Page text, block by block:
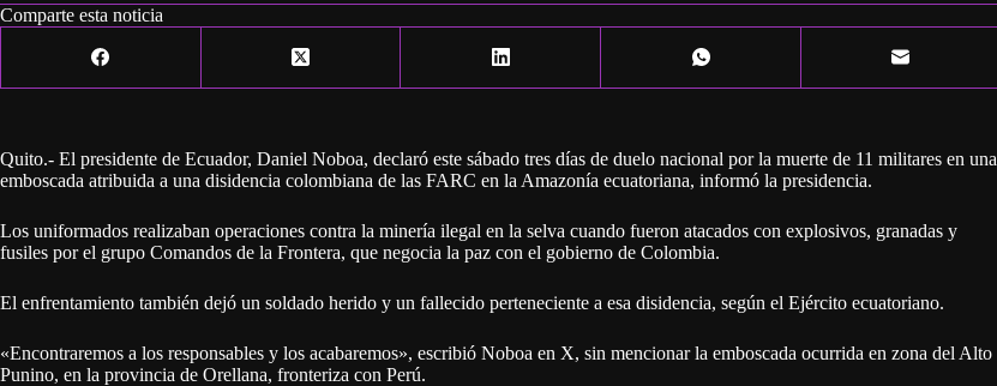
Comparte esta noticia
Quito.- El presidente de Ecuador, Daniel Noboa, declaró este sábado tres días de duelo nacional por la muerte de 11 militares en una
emboscada atribuida a una disidencia colombiana de las FARC en la Amazonía ecuatoriana, informó la presidencia.
Los uniformados realizaban operaciones contra la minería ilegal en la selva cuando fueron atacados con explosivos, granadas y
fusiles por el grupo Comandos de la Frontera, que negocia la paz con el gobierno de Colombia.
El enfrentamiento también dejó un soldado herido y un fallecido perteneciente a esa disidencia, según el Ejército ecuatoriano.
«Encontraremos a los responsables y los acabaremos», escribió Noboa en X, sin mencionar la emboscada ocurrida en zona del Alto
Punino, en la provincia de Orellana, fronteriza con Perú.